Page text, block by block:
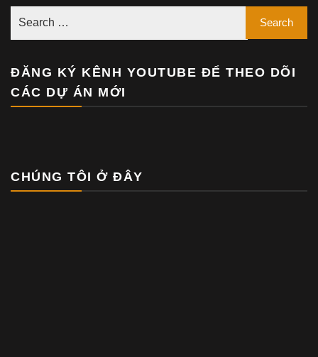
ĐĂNG KÝ KÊNH YOUTUBE ĐỂ THEO DÕI
CÁC DỰ ÁN MỚI
CHÚNG TÔI Ở ĐÂY